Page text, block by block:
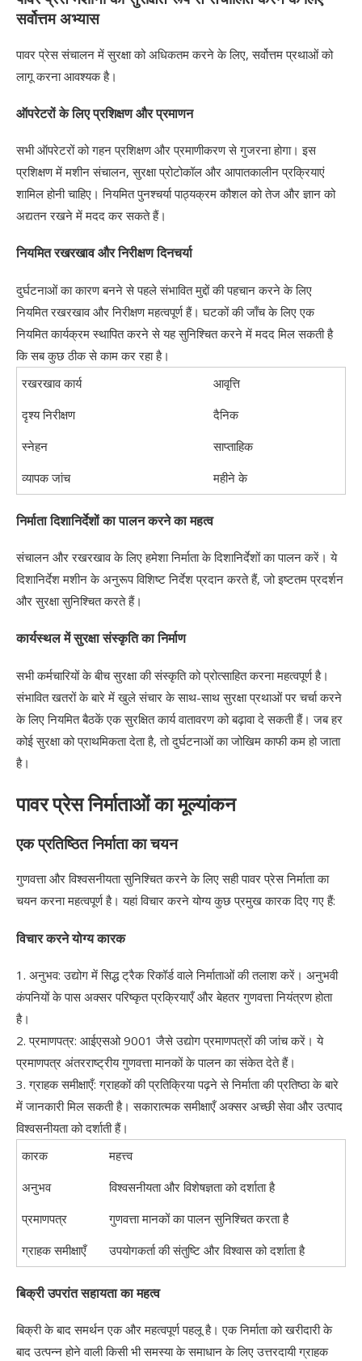
सर्वोत्तम अभ्यास
पावर प्रेस संचालन में सुरक्षा को अधिकतम करने के लिए, सर्वोत्तम प्रथाओं को
लागू करना आवश्यक है।
ऑपरेटरों के लिए प्रशिक्षण और प्रमाणन
सभी ऑपरेटरों को गहन प्रशिक्षण और प्रमाणीकरण से गुजरना होगा। इस
प्रशिक्षण में मशीन संचालन, सुरक्षा प्रोटोकॉल और आपातकालीन प्रक्रियाएं
शामिल होनी चाहिए। नियमित पुनश्चर्या पाठ्यक्रम कौशल को तेज और ज्ञान को
अद्यतन रखने में मदद कर सकते हैं।
नियमित रखरखाव और निरीक्षण दिनचर्या
दुर्घटनाओं का कारण बनने से पहले संभावित मुद्दों की पहचान करने के लिए
नियमित रखरखाव और निरीक्षण महत्वपूर्ण हैं। घटकों की जाँच के लिए एक
नियमित कार्यक्रम स्थापित करने से यह सुनिश्चित करने में मदद मिल सकती है
कि सब कुछ ठीक से काम कर रहा है।
रखरखाव कार्य
आवृत्ति
दृश्य निरीक्षण
दैनिक
स्नेहन
साप्ताहिक
व्यापक जांच
महीने के
निर्माता दिशानिर्देशों का पालन करने का महत्व
संचालन और रखरखाव के लिए हमेशा निर्माता के दिशानिर्देशों का पालन करें। ये
दिशानिर्देश मशीन के अनुरूप विशिष्ट निर्देश प्रदान करते हैं, जो इष्टतम प्रदर्शन
और सुरक्षा सुनिश्चित करते हैं।
कार्यस्थल में सुरक्षा संस्कृति का निर्माण
सभी कर्मचारियों के बीच सुरक्षा की संस्कृति को प्रोत्साहित करना महत्वपूर्ण है।
संभावित खतरों के बारे में खुले संचार के साथ-साथ सुरक्षा प्रथाओं पर चर्चा करने
के लिए नियमित बैठकें एक सुरक्षित कार्य वातावरण को बढ़ावा दे सकती हैं। जब हर
कोई सुरक्षा को प्राथमिकता देता है, तो दुर्घटनाओं का जोखिम काफी कम हो जाता
है।
पावर प्रेस निर्माताओं का मूल्यांकन
एक प्रतिष्ठित निर्माता का चयन
गुणवत्ता और विश्वसनीयता सुनिश्चित करने के लिए सही पावर प्रेस निर्माता का
चयन करना महत्वपूर्ण है। यहां विचार करने योग्य कुछ प्रमुख कारक दिए गए हैं:
विचार करने योग्य कारक
1. अनुभव: उद्योग में सिद्ध ट्रैक रिकॉर्ड वाले निर्माताओं की तलाश करें। अनुभवी
कंपनियों के पास अक्सर परिष्कृत प्रक्रियाएँ और बेहतर गुणवत्ता नियंत्रण होता
है।
2. प्रमाणपत्र: आईएसओ 9001 जैसे उद्योग प्रमाणपत्रों की जांच करें। ये
प्रमाणपत्र अंतरराष्ट्रीय गुणवत्ता मानकों के पालन का संकेत देते हैं।
3. ग्राहक समीक्षाएँ: ग्राहकों की प्रतिक्रिया पढ़ने से निर्माता की प्रतिष्ठा के बारे
में जानकारी मिल सकती है। सकारात्मक समीक्षाएँ अक्सर अच्छी सेवा और उत्पाद
विश्वसनीयता को दर्शाती हैं।
कारक
महत्त्व
अनुभव
विश्वसनीयता और विशेषज्ञता को दर्शाता है
प्रमाणपत्र
गुणवत्ता मानकों का पालन सुनिश्चित करता है
ग्राहक समीक्षाएँ
उपयोगकर्ता की संतुष्टि और विश्वास को दर्शाता है
बिक्री उपरांत सहायता का महत्व
बिक्री के बाद समर्थन एक और महत्वपूर्ण पहलू है। एक निर्माता को खरीदारी के
बाद उत्पन्न होने वाली किसी भी समस्या के समाधान के लिए उत्तरदायी ग्राहक